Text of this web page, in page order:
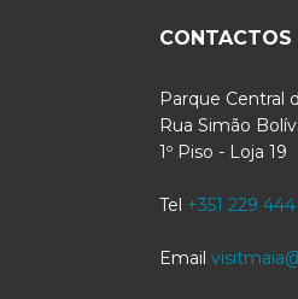
CONTACTOS
Parque Central
Rua Simão
1º Piso - Loja 19
Tel +351 229
Email